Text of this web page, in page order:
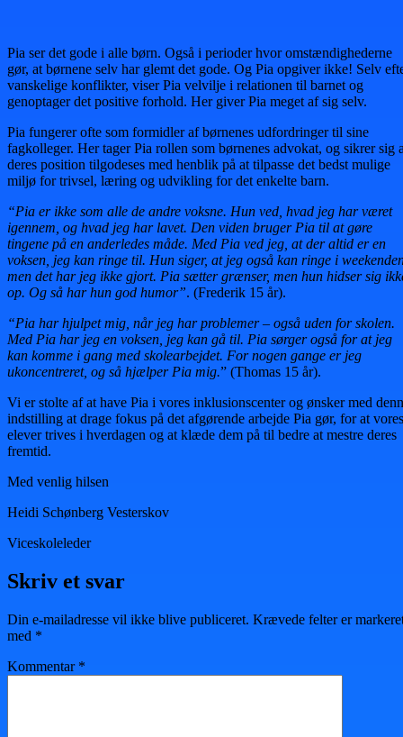
Pia ser det gode i alle børn. Også i perioder hvor omstændighederne
gør, at børnene selv har glemt det gode. Og Pia opgiver ikke! Selv
vanskelige konflikter, viser Pia velvilje i relationen til barnet og
genoptager det positive forhold. Her giver Pia meget af sig selv.
Pia fungerer ofte som formidler af børnenes udfordringer til sine
fagkolleger. Her tager Pia rollen som børnenes advokat, og sikrer sig
deres position tilgodeses med henblik på at tilpasse det bedst mulige
miljø for trivsel, læring og udvikling for det enkelte barn.
“Pia er ikke som alle de andre voksne. Hun ved, hvad jeg har været
igennem, og hvad jeg har lavet. Den viden bruger Pia til at gøre
tingene på en anderledes måde. Med Pia ved jeg, at der altid er en
voksen, jeg kan ringe til. Hun siger, at jeg også kan ringe i
men det har jeg ikke gjort. Pia sætter grænser, men hun hidser sig
op. Og så har hun god humor”. (Frederik 15 år).
“Pia har hjulpet mig, når jeg har problemer – også uden for skolen.
Med Pia har jeg en voksen, jeg kan gå til. Pia sørger også for at jeg
kan komme i gang med skolearbejdet. For nogen gange er jeg
ukoncentreret, og så hjælper Pia mig.” (Thomas 15 år).
Vi er stolte af at have Pia i vores inklusionscenter og ønsker med
indstilling at drage fokus på det afgørende arbejde Pia gør, for at vores
elever trives i hverdagen og at klæde dem på til bedre at mestre deres
fremtid.
Med venlig hilsen
Heidi Schønberg Vesterskov
Viceskoleleder
Skriv et svar
Din e-mailadresse vil ikke blive publiceret. Krævede felter er
med *
Kommentar *